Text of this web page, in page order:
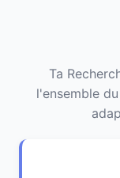
Ta
l'ensemble